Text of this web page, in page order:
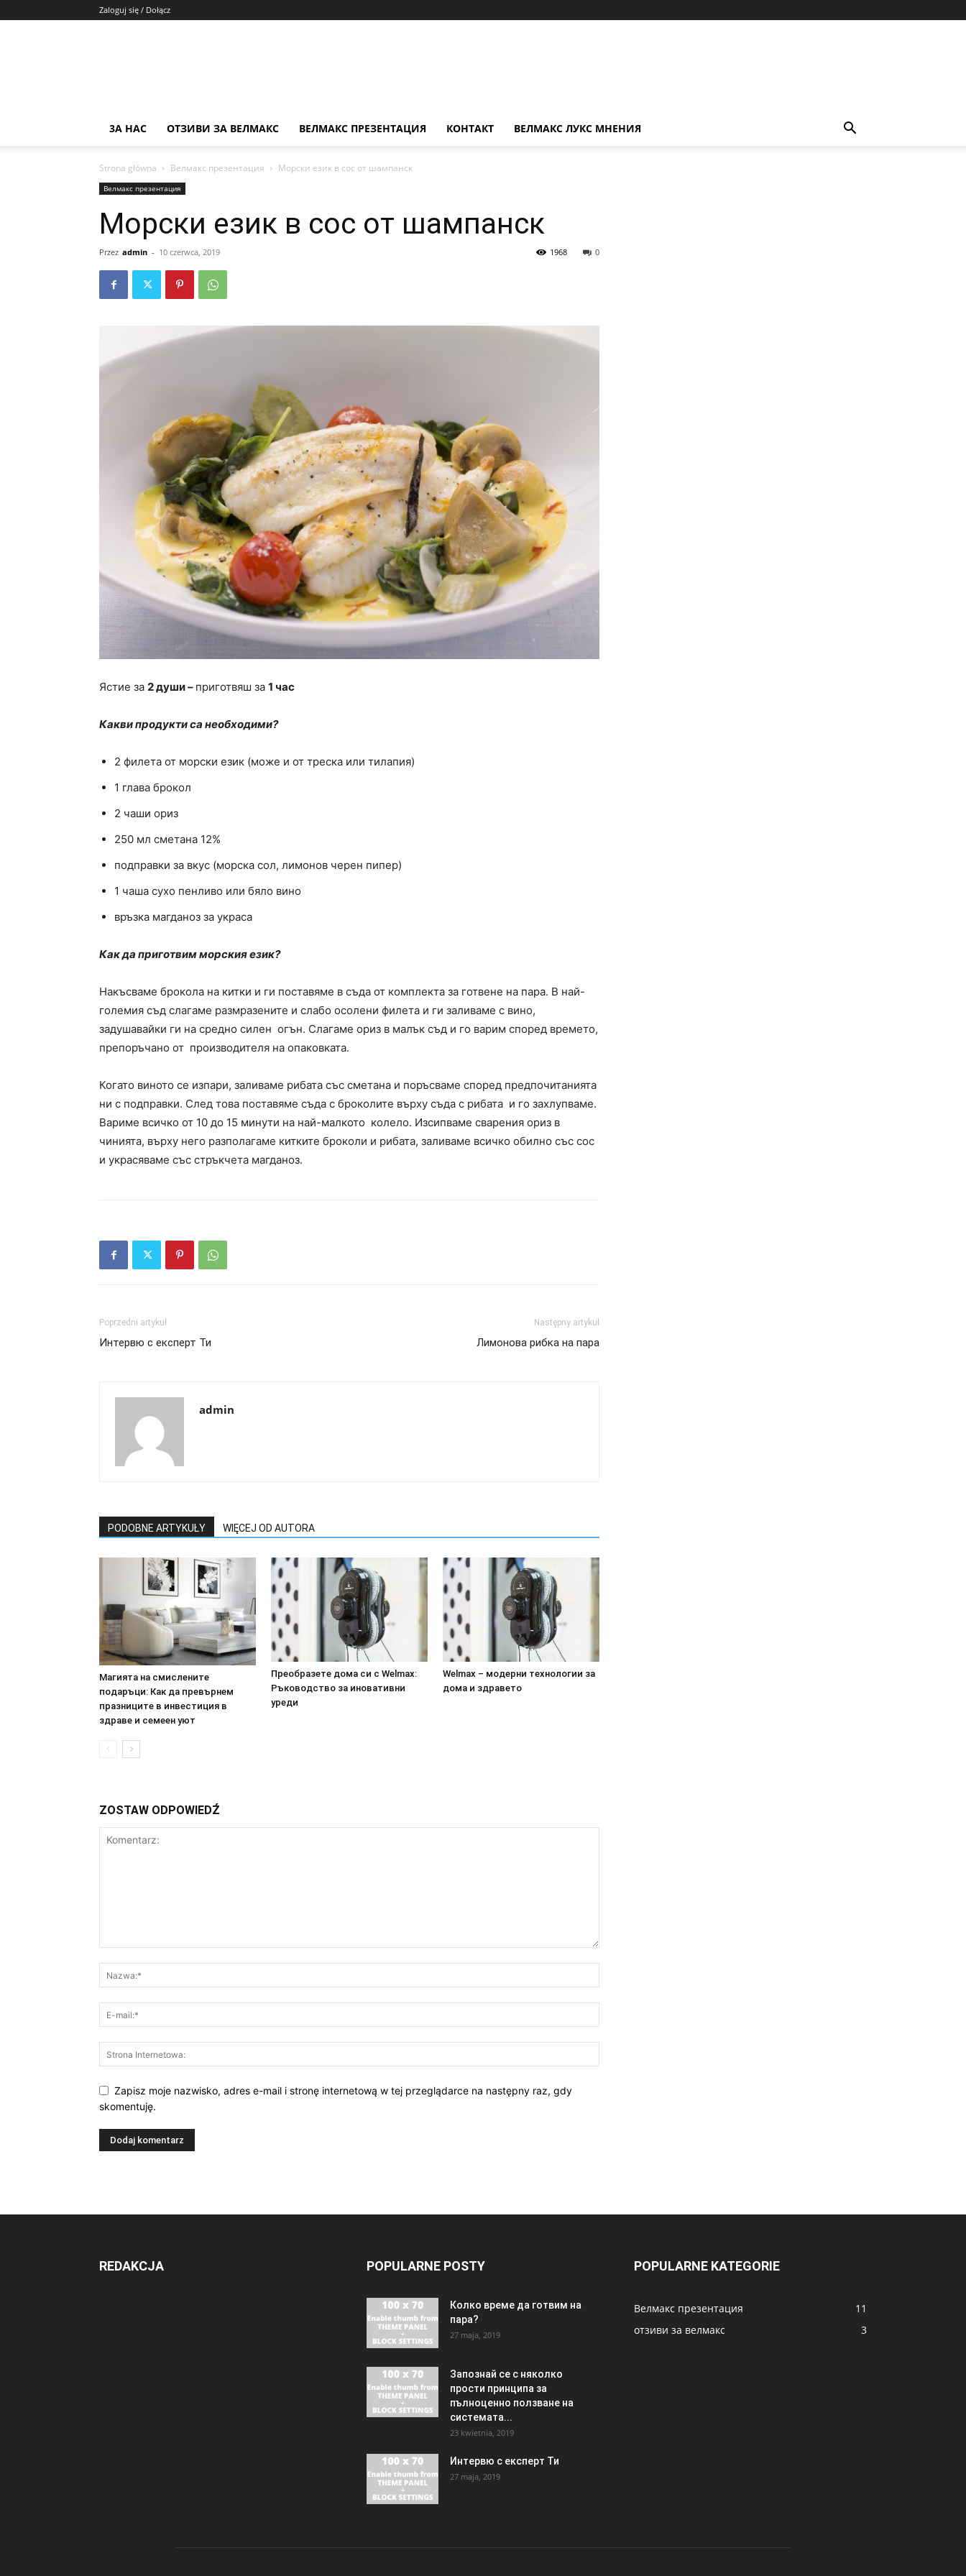
Zaloguj się / Dołącz
3А НАС ОТЗИВИ ЗА ВЕЛМАКС ВЕЛМАКС ПРЕЗЕНТАЦИЯ КОНТАКТ ВЕЛМАКС ЛУКС МНЕНИЯ
Strona główna Велмакс презентация Морски език в сос от шампанск
Велмакс презентация
Морски език в сос от шампанск
Przez admin - 10 czerwca, 2019 0
1968
Ястие за 2 души – приготвяш за 1 час
Какви продукти са необходими?
2 филета от морски език (може и от треска или тилапия)
1 глава брокол
2 чаши ориз
250 мл сметана 12%
подправки за вкус (морска сол, лимонов черен пипер)
1 чаша сухо пенливо или бяло вино
връзка магданоз за украса
Как да приготвим морския език?
Накъсваме брокола на китки и ги поставяме в съда от комплекта за готвене на пара. В най-
големия съд слагаме размразените и слабо осолени филета и ги заливаме с вино,
задушавайки ги на средно силен огън. Слагаме ориз в малък съд и го варим според времето,
препоръчано от производителя на опаковката.
Когато виното се изпари, заливаме рибата със сметана и поръсваме според предпочитанията
ни с подправки. След това поставяме съда с броколите върху съда с рибата и го захлупваме.
Вариме всичко от 10 до 15 минути на най-малкото колело. Изсипваме сварения ориз в
чинията, върху него разполагаме китките броколи и рибата, заливаме всичко обилно със сос
и украсяваме със стръкчета магданоз.
Poprzedni artykuł
Интервю с експерт Ти
Następny artykuł
Лимонова рибка на пара
admin
PODOBNE ARTYKUŁY WIĘCEJ OD AUTORA
Магията на смислените
подаръци: Как да превърнем
празниците в инвестиция в
здраве и семеен уют
Преобразете дома си с Welmax:
Ръководство за иновативни
уреди
Welmax – модерни технологии за
дома и здравето
ZOSTAW ODPOWIEDŹ
Zapisz moje nazwisko, adres e-mail i stronę internetową w tej przeglądarce na następny raz, gdy
skomentuję.
REDAKCJA POPULARNE POSTY
Колко време да готвим на
пара?
27 maja, 2019
Запознай се с няколко
прости принципа за
пълноценно ползване на
системата...
23 kwietnia, 2019
Интервю с експерт Ти
27 maja, 2019
POPULARNE KATEGORIE
Велмакс презентация
11
отзиви за велмакс
3